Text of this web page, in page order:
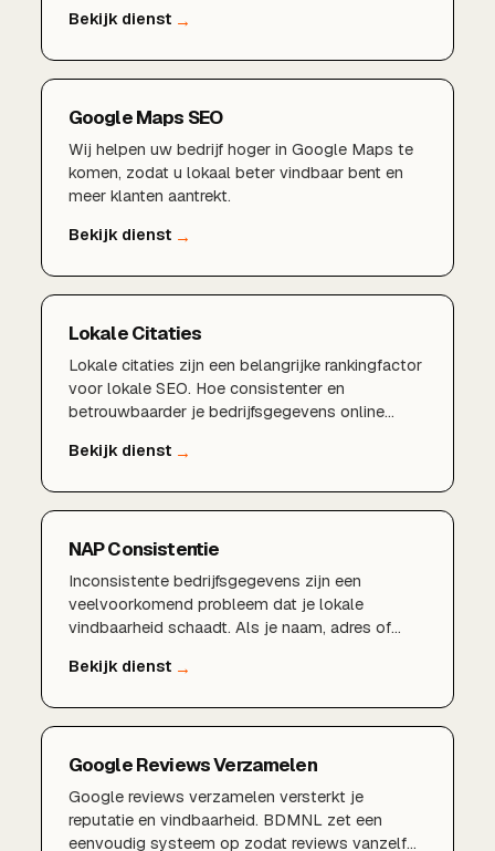
Google Maps SEO
Wij helpen uw bedrijf hoger in Google Maps te
komen, zodat u lokaal beter vindbaar bent en
meer klanten aantrekt.
Lokale Citaties
Lokale citaties zijn een belangrijke rankingfactor
voor lokale SEO. Hoe consistenter en
betrouwbaarder je bedrijfsgegevens online
je onderneming heeft. Wij bouwen en beheren
NAP Consistentie
Inconsistente bedrijfsgegevens zijn een
veelvoorkomend probleem dat je lokale
vindbaarheid schaadt. Als je naam, adres of
websites en in gidsen, raakt Google in de war.
Google Reviews Verzamelen
Google reviews verzamelen versterkt je
reputatie en vindbaarheid. BDMNL zet een
eenvoudig systeem op zodat reviews vanzelf